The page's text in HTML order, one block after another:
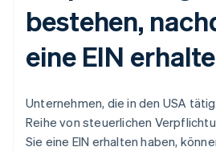
bestehen,
eine EIN
Unternehmen, die in den USA
Reihe von steuerlichen
Sie eine EIN erhalten haben,